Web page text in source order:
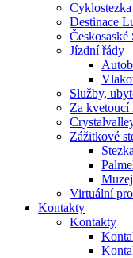
Destinace
Českosaské
Jízdní řády
Služby,
Za kvetoucí
Zážitkové
Virtuální
Kontakty
Kontakty